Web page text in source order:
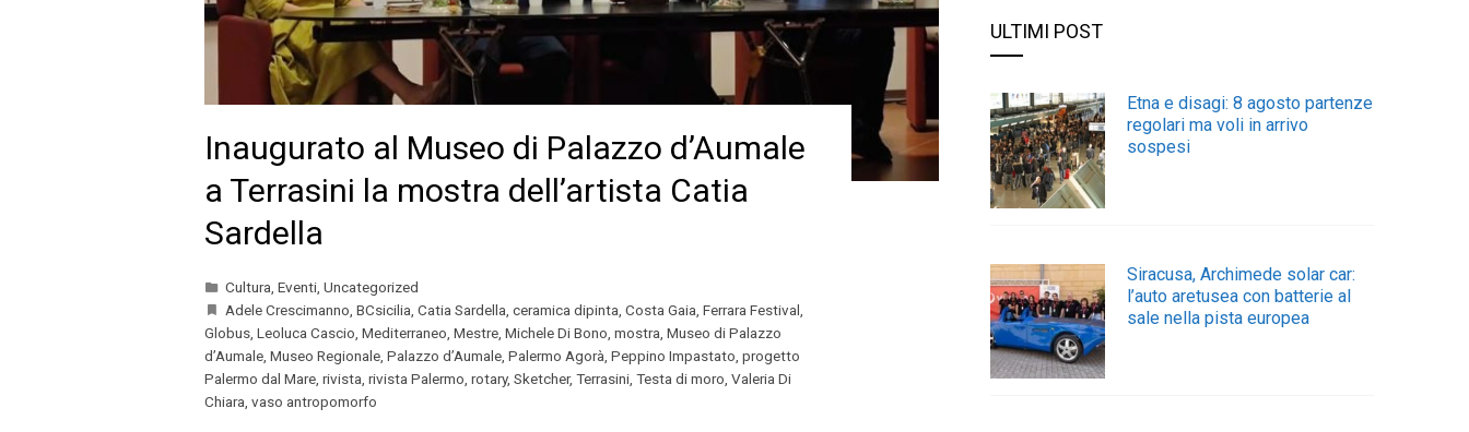
Inaugurato al Museo di Palazzo d’Aumale
a Terrasini la mostra dell’artista Catia
Sardella
Cultura Eventi Uncategorized
Adele Crescimanno BCsicilia Catia Sardella ceramica dipinta Costa Gaia Ferrara Festival
Globus Leoluca Cascio Mediterraneo Mestre Michele Di Bono mostra Museo di Palazzo
d’Aumale Museo Regionale Palazzo d’Aumale Palermo Agorà Peppino Impastato progetto
Palermo dal Mare rivista rivista Palermo rotary, Sketcher, Terrasini Testa di moro Valeria Di
Chiara vaso antropomorfo
ULTIMI POST
Etna e disagi: 8 agosto partenze
regolari ma voli in arrivo
sospesi
Siracusa, Archimede solar car:
l’auto aretusea con batterie al
sale nella pista europea